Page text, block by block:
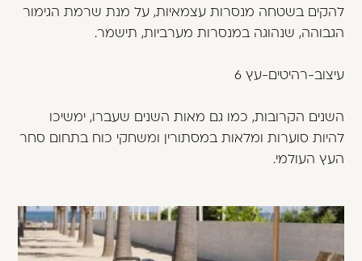
להקים בשטחה מנסרות עצמאיות, על מנת שרמת הגימור
הגבוהה, שנהוגה במנסרות מערביות, תישמר.
עיצוב-רהיטים-עץ 6
השנים הקרובות, כמו גם מאות השנים שעברו, ימשיכו
להיות סוערות ומלאות במסתורין ומשחקי כוח בתחום סחר
העץ העולמי.